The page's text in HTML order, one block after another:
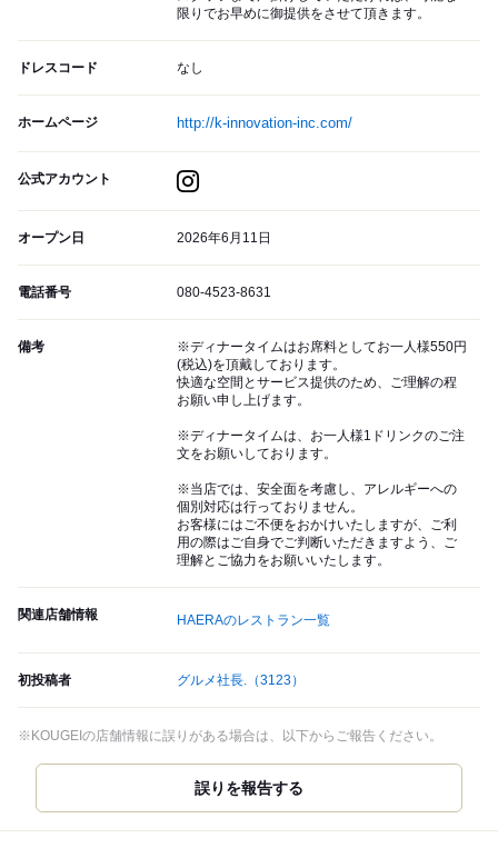
限りでお早めに御提供をさせて頂きます。
ドレスコード なし
ホームページ http://k-innovation-inc.com/
公式アカウント
オープン日 2026年6月11日
電話番号 080-4523-8631
備考
※ディナータイムはお席料としてお一人様550円
(税込)を頂戴しております。
快適な空間とサービス提供のため、ご理解の程
お願い申し上げます。
※ディナータイムは、お一人様1ドリンクのご注
文をお願いしております。
※当店では、安全面を考慮し、アレルギーへの
個別対応は行っておりません。
お客様にはご不便をおかけいたしますが、ご利
用の際はご自身でご判断いただきますよう、ご
理解とご協力をお願いいたします。
関連店舗情報 HAERAのレストラン一覧
初投稿者 グルメ社長. （3123）
※KOUGEIの店舗情報に誤りがある場合は、以下からご報告ください。
誤りを報告する